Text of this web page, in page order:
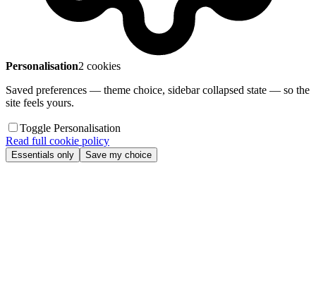
Personalisation2 cookies
Saved preferences — theme choice, sidebar collapsed state — so the
site feels yours.
Toggle Personalisation
Read full cookie policy
Essentials only Save my choice